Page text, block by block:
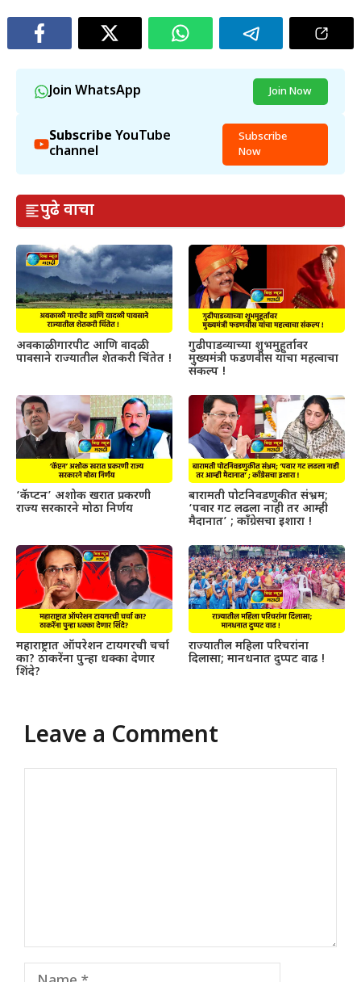
Join WhatsApp Join Now
Subscribe YouTube
channel
Subscribe
Now
पुढे वाचा
अवकाळी गारपीट आणि वादळी
पावसाने राज्यातील शेतकरी चिंतेत !
गुढीपाडव्याच्या शुभमुहूर्तावर
मुख्यमंत्री फडणवीस यांचा महत्वाचा
संकल्प !
‘कॅप्टन’ अशोक खरात प्रकरणी
राज्य सरकारने मोठा निर्णय
बारामती पोटनिवडणुकीत संभ्रम;
‘पवार गट लढला नाही तर आम्ही
मैदानात’ ; काँग्रेसचा इशारा !
महाराष्ट्रात ऑपरेशन टायगरची चर्चा
का? ठाकरेंना पुन्हा धक्का देणार
शिंदे?
राज्यातील महिला परिचरांना
दिलासा; मानधनात दुप्पट वाढ !
Leave a Comment
Name